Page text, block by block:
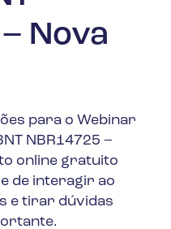
Nova
para o Webinar
NBR14725 –
online gratuito
de interagir ao
e tirar dúvidas